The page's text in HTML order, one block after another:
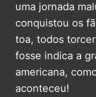
uma jornada
conquistou os
toa, todos
fosse indica a
americana,
aconteceu!